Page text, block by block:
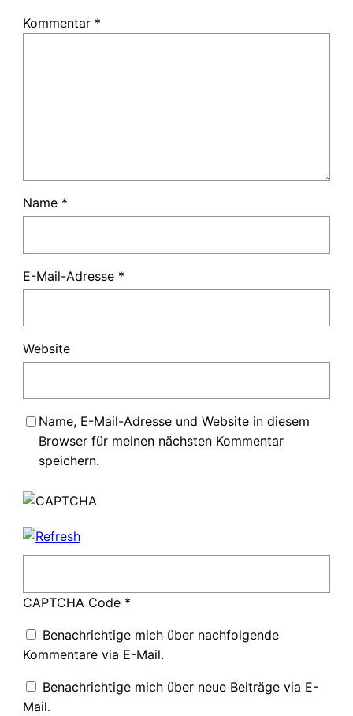
Kommentar *
Name *
E-Mail-Adresse *
Website
Name, E-Mail-Adresse und Website in diesem
Browser für meinen nächsten Kommentar
speichern.
CAPTCHA Code*
Benachrichtige mich über nachfolgende
Kommentare via E-Mail.
Benachrichtige mich über neue Beiträge via E-
Mail.